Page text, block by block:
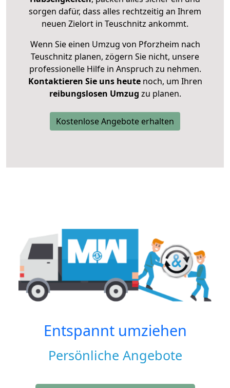
sorgen dafür, dass alles rechtzeitig an Ihrem
neuen Zielort in Teuschnitz ankommt.
Wenn Sie einen Umzug von Pforzheim nach
Teuschnitz planen, zögern Sie nicht, unsere
professionelle Hilfe in Anspruch zu nehmen.
Kontaktieren Sie uns heutenoch, um Ihren
reibungslosen Umzug zu planen.
Kostenlose Angebote erhalten
Entspannt umziehen
Persönliche Angebote